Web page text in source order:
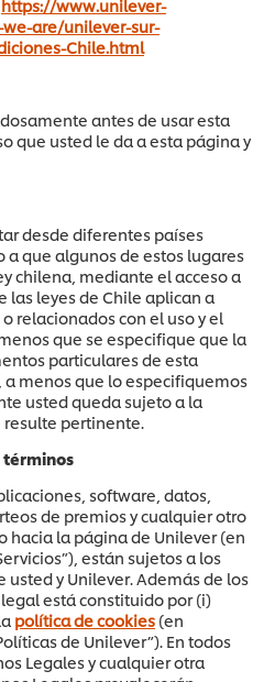
https://www.unilever-
are/unilever-sur-
Chile.html
antes de usar esta
que usted le da a esta página y
desde diferentes países
que algunos de estos lugares
chilena, mediante el acceso a
las leyes de Chile aplican a
relacionados con el uso y el
que se especifique que la
particulares de esta
menos que lo especifiquemos
usted queda sujeto a la
resulte pertinente.
términos
software, datos,
de premios y cualquier otro
hacia la página de Unilever (en
están sujetos a los
y Unilever. Además de los
está constituido por (i)
política de cookies (en
de Unilever”). En todos
Legales y cualquier otra